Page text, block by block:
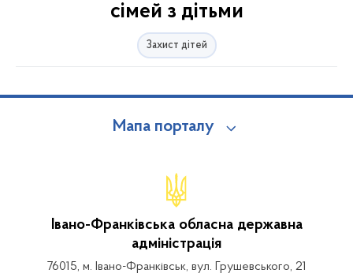
сімей з дітьми
Захист дітей
Мапа порталу
Івано-Франківська обласна державна
адміністрація
76015, м. Івано-Франківськ, вул. Грушевського, 21